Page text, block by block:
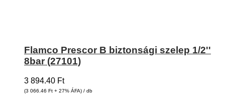
Flamco Prescor B biztonsági szelep 1/2''
8bar (27101)
3 894.40 Ft
(3 066.46 Ft + 27% ÁFA) / db